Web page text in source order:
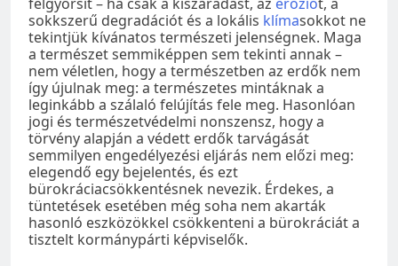
sokkszerű degradációt és a lokális klímasokkot ne
tekintjük kívánatos természeti jelenségnek. Maga
a természet semmiképpen sem tekinti annak –
nem véletlen, hogy a természetben az erdők nem
így újulnak meg: a természetes mintáknak a
leginkább a szálaló felújítás fele meg. Hasonlóan
jogi és természetvédelmi nonszensz, hogy a
törvény alapján a védett erdők tarvágását
semmilyen engedélyezési eljárás nem előzi meg:
elegendő egy bejelentés, és ezt
bürokráciacsökkentésnek nevezik. Érdekes, a
tüntetések esetében még soha nem akarták
hasonló eszközökkel csökkenteni a bürokráciát a
tisztelt kormánypárti képviselők.